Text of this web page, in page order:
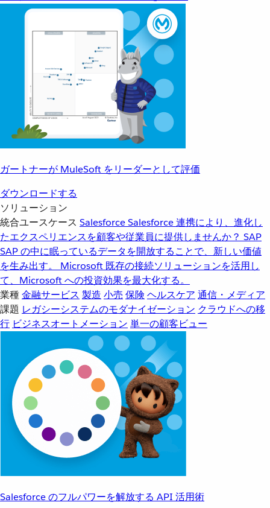
ガートナーが MuleSoft をリーダーとして評価
ダウンロードする
ソリューション
統合ユースケース SalesforceSalesforce 連携により、進化し
たエクスペリエンスを顧客や従業員に提供しませんか？ SAP
SAP の中に眠っているデータを開放することで、新しい価値
を生み出す。
Microsoft 既存の接続ソリューションを活用し
て、Microsoft への投資効果を最大化する。
業種金融サービス 製造 小売 保険 ヘルスケア 通信・メディア
課題 レガシーシステムのモダナイゼーション クラウドへの移
行 ビジネスオートメーション 単一の顧客ビュー
Salesforce のフルパワーを解放する API 活用術